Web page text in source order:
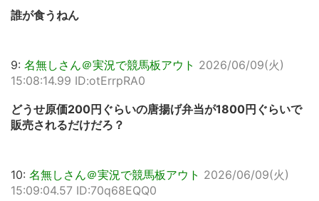
誰が食うねん
9: 名無しさん＠実況で競馬板アウト 2026/06/09(火)
15:08:14.99 ID:otErrpRA0
どうせ原価200円ぐらいの唐揚げ弁当が1800円ぐらいで
販売されるだけだろ？
10: 名無しさん＠実況で競馬板アウト 2026/06/09(火)
15:09:04.57 ID:70q68EQQ0